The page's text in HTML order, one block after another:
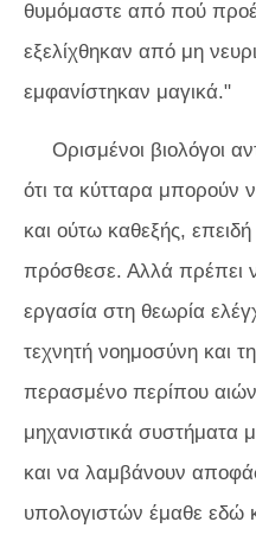
θυμόμαστε από πού
εξελίχθηκαν από μη
εμφανίστηκαν μαγικά."
Ορισμένοι βιολόγοι
ότι τα κύτταρα μπορούν
και ούτω καθεξής,
πρόσθεσε. Αλλά πρέπει
εργασία στη θεωρία
τεχνητή νοημοσύνη και
περασμένο περίπου αιώνα
μηχανιστικά συστήματα
και να λαμβάνουν
υπολογιστών έμαθε εδώ